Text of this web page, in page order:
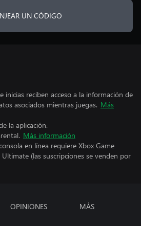
UN CÓDIGO
inicias reciben acceso a la información de
asociados mientras juegas. Más
la aplicación.
Más información
en línea requiere Xbox Game
Ultimate (las suscripciones se venden por
OPINIONES MÁS